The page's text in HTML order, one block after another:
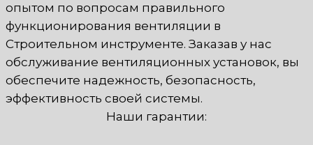
опытом по вопросам правильного
функционирования вентиляции в
Строительном инструменте. Заказав у нас
обслуживание вентиляционных установок, вы
обеспечите надежность, безопасность,
эффективность своей системы.
Наши гарантии: